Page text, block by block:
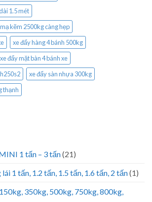
1.5 mét
kẽm 2500kg càng hẹp
xe đẩy hàng 4 bánh 500kg
xe đẩy mặt bàn 4 bánh xe
xe đẩy sàn nhựa 300kg
thạnh
1 tấn – 3 tấn(21)
1 tấn, 1.2 tấn, 1.5 tấn, 1.6 tấn, 2 tấn(1)
350kg, 500kg, 750kg, 800kg,